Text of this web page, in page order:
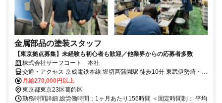
金属部品の塗装スタッフ
【東京拠点募集】未経験も初心者も歓迎／他業界からの応募者多数
株式会社サーフコート 本社
交通・アクセス 京成電鉄本線 堀切菖蒲園駅 徒歩10分 東武伊勢崎・大
師線 堀切駅 車7分 千代田・常磐各駅停車 北千住駅 車10分
月給270,000円以上
東京都東京23区葛飾区
勤務時間詳細 総労働時間：1ヶ月あたり156時間 ＜固定時間制： 平均